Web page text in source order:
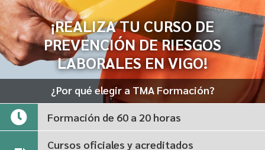
¡REALIZA TU CURSO DE
PREVENCIÓN DE RIESGOS
LABORALES EN VIGO!
¿Por qué elegir a TMA Formación?
Formación de 60 a 20 horas
Cursos oficiales y acreditados